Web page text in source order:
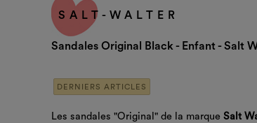
SALT-WALTER
Sandales Original Black - Enfant - Salt
DERNIERS ARTICLES
Les sandales "Original" de la marque Salt